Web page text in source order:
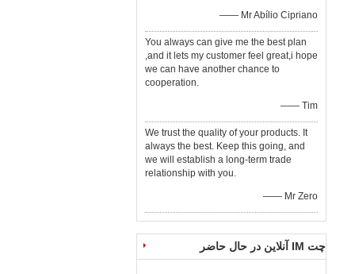
—— Mr Abílio Cipriano
You always can give me the best plan
,and it lets my customer feel great,i hope
we can have another chance to
cooperation.
—— Tim
We trust the quality of your products. It
always the best. Keep this going, and
we will establish a long-term trade
relationship with you.
—— Mr Zero
چت IM آنلاین در حال حاضر